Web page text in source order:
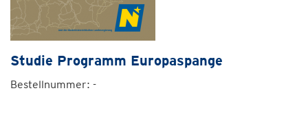
Studie Programm Europaspange
Bestellnummer: -